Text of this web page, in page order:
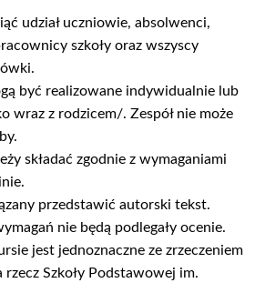
udział uczniowie, absolwenci,
szkoły oraz wszyscy
być realizowane indywidualnie lub
wraz z rodzicem/. Zespół nie może
składać zgodnie z wymaganiami
przedstawić autorski tekst.
nie będą podlegały ocenie.
jest jednoznaczne ze zrzeczeniem
Szkoły Podstawowej im.